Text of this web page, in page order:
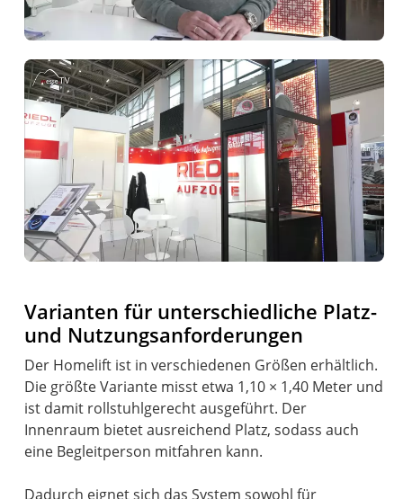
Varianten für unterschiedliche Platz-
und Nutzungsanforderungen
Der Homelift ist in verschiedenen Größen erhältlich.
Die größte Variante misst etwa 1,10 × 1,40 Meter und
ist damit rollstuhlgerecht ausgeführt. Der
Innenraum bietet ausreichend Platz, sodass auch
eine Begleitperson mitfahren kann.
Dadurch eignet sich das System sowohl für